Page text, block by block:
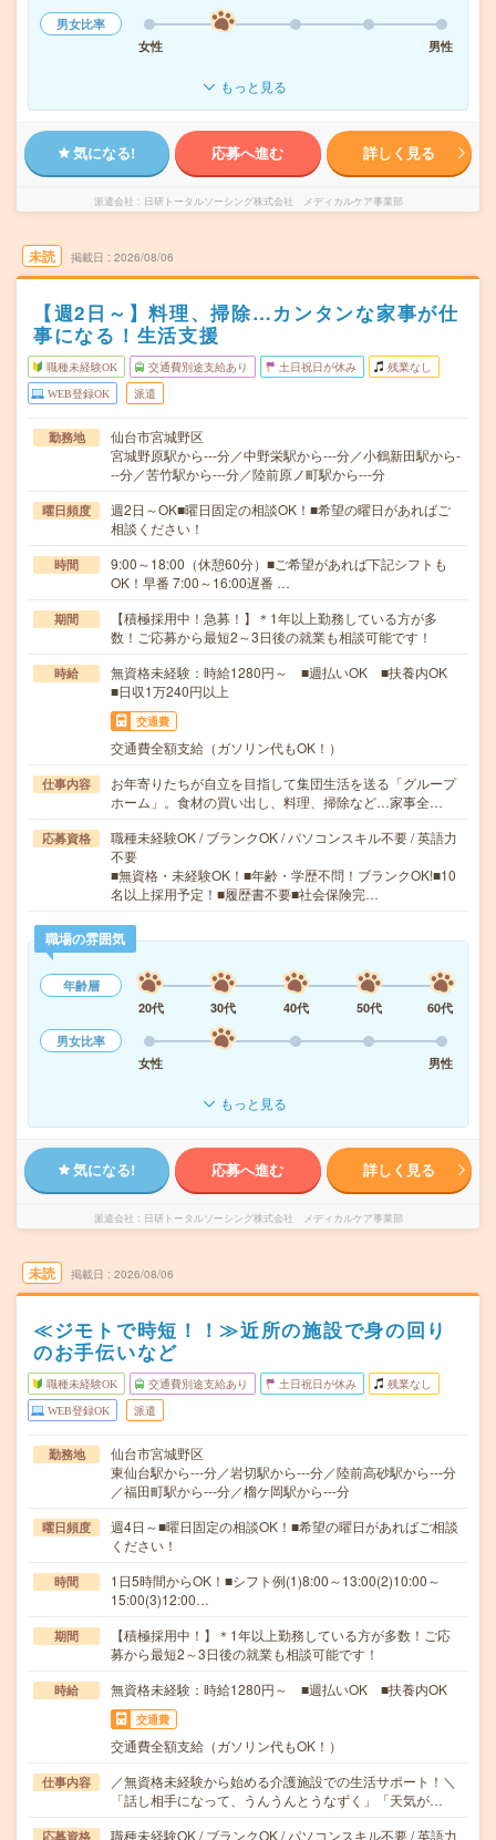
男女比率
女性
男性
もっと見る
気になる! 応募へ進む 詳しく見る
派遣会社 日研トータルソーシング株式会社 メディカルケア事業部
未読 掲載日 2026/08/06
【週2日～】料理、掃除…カンタンな家事が仕
事になる！生活支援
職種未経験OK 交通費別途支給あり 土日祝日が休み 残業なし
WEB登録OK 派遣
勤務地
仙台市宮城野区
宮城野原駅から---分／中野栄駅から---分／小鶴新田駅から-
--分／苦竹駅から---分／陸前原ノ町駅から---分
曜日頻度
週2日～OK■曜日固定の相談OK！■希望の曜日があればご
相談ください！
時間
9:00～18:00（休憩60分）■ご希望があれば下記シフトも
OK！早番 7:00～16:00遅番 …
期間
【積極採用中！急募！】＊1年以上勤務している方が多
数！ご応募から最短2～3日後の就業も相談可能です！
時給
無資格未経験：時給1280円～ ■週払いOK ■扶養内OK
■日収1万240円以上
交通費
交通費全額支給（ガソリン代もOK！）
仕事内容
お年寄りたちが自立を目指して集団生活を送る「グループ
ホーム」。食材の買い出し、料理、掃除など…家事全…
応募資格
職種未経験OK / ブランクOK / パソコンスキル不要 / 英語力
不要
■無資格・未経験OK！■年齢・学歴不問！ブランクOK!■10
名以上採用予定！■履歴書不要■社会保険完…
職場の雰囲気
年齢層
20代
30代 40代 50代
60代
男女比率
女性
男性
もっと見る
気になる! 応募へ進む 詳しく見る
派遣会社 日研トータルソーシング株式会社 メディカルケア事業部
未読 掲載日 2026/08/06
≪ジモトで時短！！≫近所の施設で身の回り
のお手伝いなど
職種未経験OK 交通費別途支給あり 土日祝日が休み 残業なし
WEB登録OK 派遣
勤務地
仙台市宮城野区
東仙台駅から---分／岩切駅から---分／陸前高砂駅から---分
／福田町駅から---分／榴ケ岡駅から---分
曜日頻度
週4日～■曜日固定の相談OK！■希望の曜日があればご相談
ください！
時間
1日5時間からOK！■シフト例(1)8:00～13:00(2)10:00～
15:00(3)12:00…
期間
【積極採用中！】＊1年以上勤務している方が多数！ご応
募から最短2～3日後の就業も相談可能です！
時給 無資格未経験：時給1280円～ ■週払いOK ■扶養内OK
交通費
交通費全額支給（ガソリン代もOK！）
仕事内容
／無資格未経験から始める介護施設での生活サポート！＼
「話し相手になって、うんうんとうなずく」「天気が…
応募資格 職種未経験OK / ブランクOK / パソコンスキル不要 / 英語力